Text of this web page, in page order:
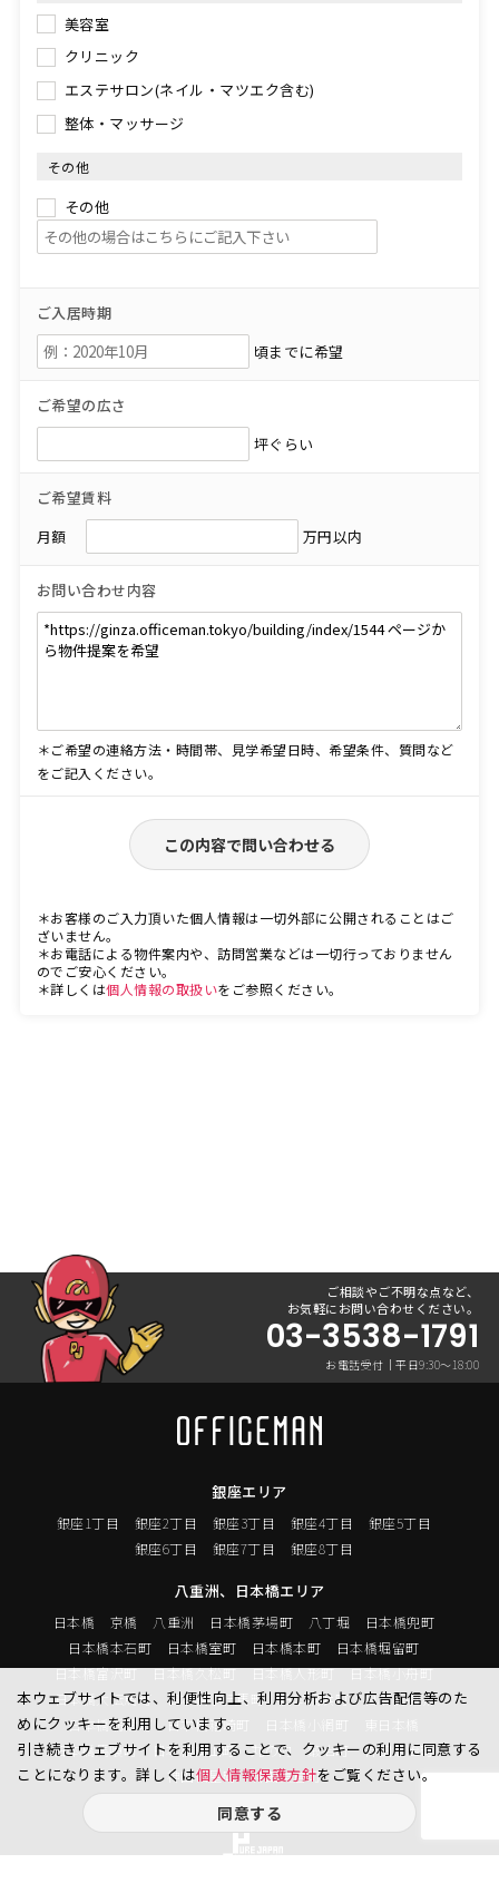
美容室
クリニック
エステサロン(ネイル・マツエク含む)
整体・マッサージ
その他
その他
ご入居時期
頃までに希望
ご希望の広さ
坪ぐらい
ご希望賃料
月額
万円以内
お問い合わせ内容
＊ご希望の連絡方法・時間帯、見学希望日時、希望条件、質問など
をご記入ください。
この内容で問い合わせる
＊お客様のご入力頂いた個人情報は一切外部に公開されることはご
ざいません。
＊お電話による物件案内や、訪問営業などは一切行っておりません
のでご安心ください。
＊詳しくは個人情報の取扱いをご参照ください。
ご相談やご不明な点など、
お気軽にお問い合わせください。
03-3538-1791
お電話受付｜平日9:30〜18:00
銀座エリア
銀座1丁目 銀座2丁目 銀座3丁目 銀座4丁目
銀座5丁目
銀座6丁目
銀座7丁目 銀座8丁目
八重洲、日本橋エリア
日本橋 京橋 八重洲 日本橋茅場町 八丁堀
日本橋兜町
日本橋本石町
日本橋室町 日本橋本町
日本橋堀留町
日本橋富沢町
日本橋久松町 日本橋人形町
日本橋小舟町
日本橋大伝馬町
日本橋小伝馬町 日本橋浜町
日本橋中洲
日本橋蛎殻町
日本橋箱崎町 日本橋小網町
東日本橋
日本橋馬喰町
日本橋横山町 丸の内 鍛冶町
神田鍛冶町
神田紺屋町
神田美倉町
本ウェブサイトでは、利便性向上、利用分析および広告配信等のた
めにクッキーを利用しています。
引き続きウェブサイトを利用することで、クッキーの利用に同意する
ことになります。詳しくは個人情報保護方針をご覧ください。
同意する